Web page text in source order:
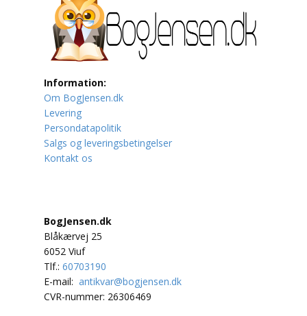
Lystfiskeri
Mad
Musik
Mytologi / Sagn / Sagaer
Naturen
Øvrige
Polarlandene
Psykologi
Information:
Om BogJensen.dk
Levering
Persondatapolitik
Salgs og leveringsbetingelser
Kontakt os
BogJensen.dk
Blåkærvej 25
6052 Viuf
Tlf.: 60703190
E-mail: antikvar@bogjensen.dk
CVR-nummer: 26306469